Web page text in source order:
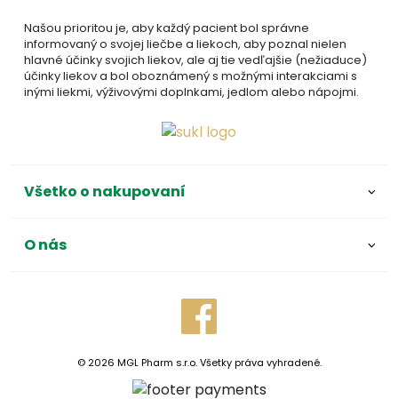
Našou prioritou je, aby každý pacient bol správne
informovaný o svojej liečbe a liekoch, aby poznal nielen
hlavné účinky svojich liekov, ale aj tie vedľajšie (nežiaduce)
účinky liekov a bol oboznámený s možnými interakciami s
inými liekmi, výživovými doplnkami, jedlom alebo nápojmi.
Všetko o nakupovaní
O nás
© 2026 MGL Pharm s.r.o. Všetky práva vyhradené.